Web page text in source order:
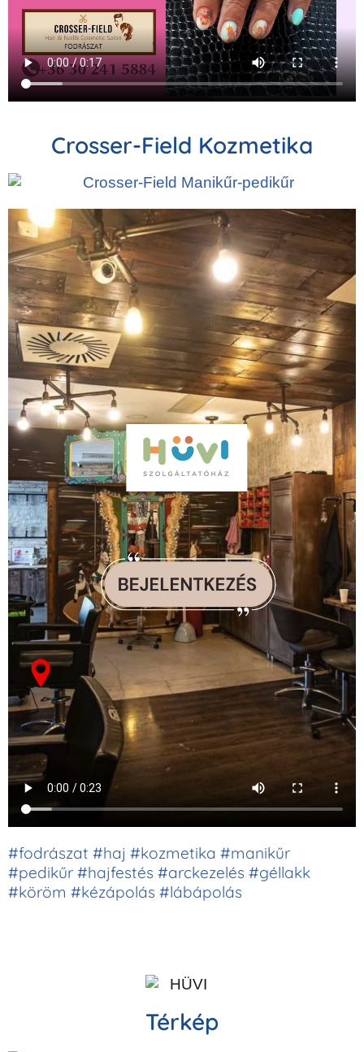
Crosser-Field Kozmetika
#fodrászat #haj #kozmetika #manikűr
#pedikűr #hajfestés #arckezelés #géllakk
#köröm #kézápolás #lábápolás
Térkép